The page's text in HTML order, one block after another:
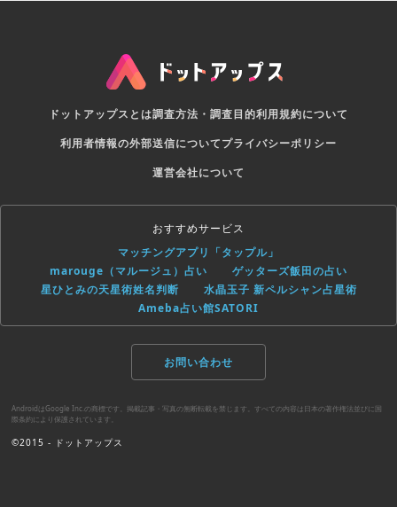
ドットアップスとは調査方法・調査目的利用規約について
利用者情報の外部送信についてプライバシーポリシー
運営会社について
おすすめサービス
マッチングアプリ「タップル」
marouge（マルージュ）占い
ゲッターズ飯田の占い
星ひとみの天星術姓名判断
水晶玉子 新ペルシャン占星術
Ameba占い館SATORI
お問い合わせ
AndroidはGoogle Inc.の商標です。掲載記事・写真の無断転載を禁じます。すべての内容は日本の著作権法並びに国
際条約により保護されています。
©2015 - ドットアップス